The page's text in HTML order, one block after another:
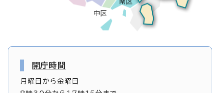
開庁時間
月曜日から金曜日